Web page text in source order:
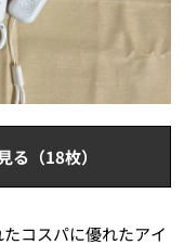
る（18枚）
コスパに優れたアイ